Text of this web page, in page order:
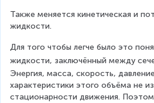
\
o
t
S
_
2
Также меняется кинетическая и
жидкости.
Для того чтобы легче было это
жидкости, заключённый между
Энергия, масса, скорость,
характеристики этого объёма не
стационарности движения.